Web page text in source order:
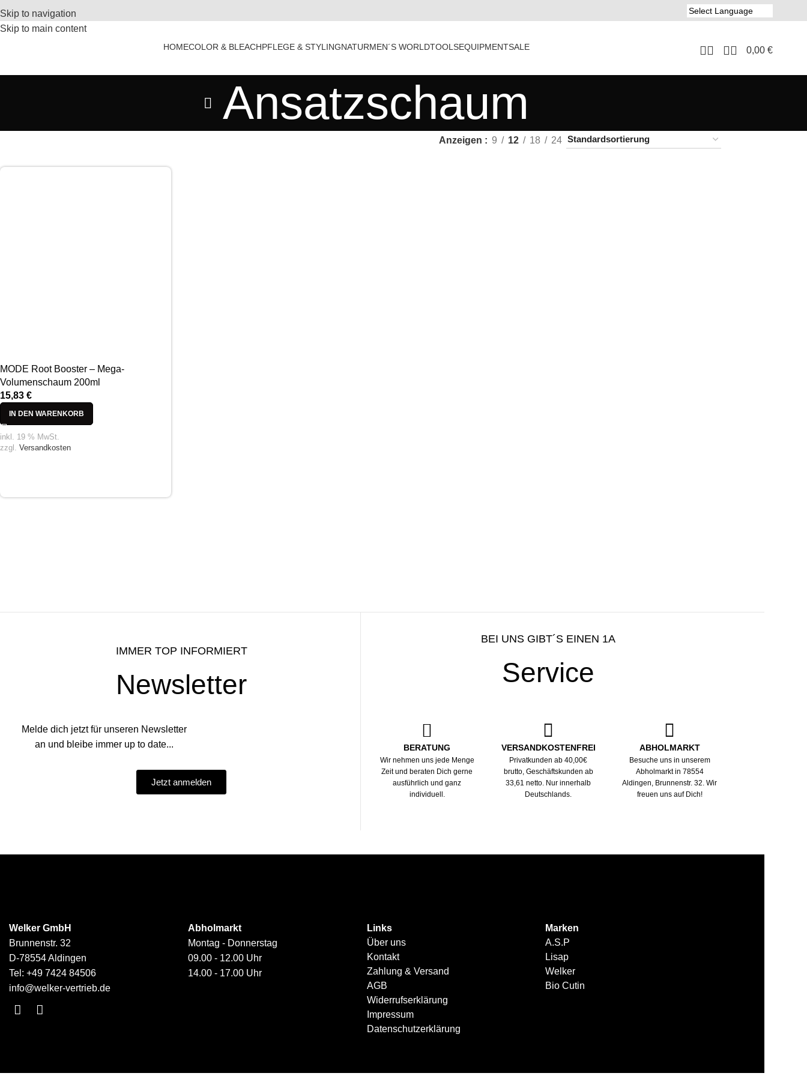
Skip to navigation
Skip to main content
HOMECOLOR & BLEACHPFLEGE & STYLINGNATURMEN´S WORLDTOOLSEQUIPMENTSALE 0,00 €
Ansatzschaum
Anzeigen 9 12 18 24
MODE Root Booster – Mega-
Volumenschaum 200ml
15,83 €
IN DEN WARENKORB
inkl. 19 % MwSt.
zzgl. Versandkosten
IMMER TOP INFORMIERT
Newsletter
Melde dich jetzt für unseren Newsletter
an und bleibe immer up to date...
Jetzt anmelden
BEI UNS GIBT´S EINEN 1A
Service
BERATUNG
Wir nehmen uns jede Menge
Zeit und beraten Dich gerne
ausführlich und ganz
individuell.
VERSANDKOSTENFREI
Privatkunden ab 40,00€
brutto, Geschäftskunden ab
33,61 netto. Nur innerhalb
Deutschlands.
ABHOLMARKT
Besuche uns in unserem
Abholmarkt in 78554
Aldingen, Brunnenstr. 32. Wir
freuen uns auf Dich!
Welker GmbH
Brunnenstr. 32
D-78554 Aldingen
Tel: +49 7424 84506
info@welker-vertrieb.de
Abholmarkt
Montag - Donnerstag
09.00 - 12.00 Uhr
14.00 - 17.00 Uhr
Links
Über uns
Kontakt
Zahlung & Versand
AGB
Widerrufserklärung
Impressum
Datenschutzerklärung
Marken
A.S.P
Lisap
Welker
Bio Cutin